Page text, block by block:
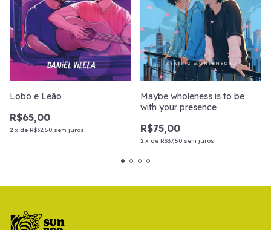
Lobo e Leão
R$65,00
2 x de R$32,50 sem juros
Maybe wholeness is to be
with your presence
R$75,00
2 x de R$37,50 sem juros